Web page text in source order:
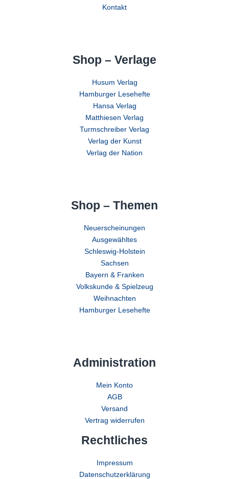
Kontakt
Shop – Verlage
Husum Verlag
Hamburger Lesehefte
Hansa Verlag
Matthiesen Verlag
Turmschreiber Verlag
Verlag der Kunst
Verlag der Nation
Shop – Themen
Neuerscheinungen
Ausgewähltes
Schleswig-Holstein
Sachsen
Bayern & Franken
Volkskunde & Spielzeug
Weihnachten
Hamburger Lesehefte
Administration
Mein Konto
AGB
Versand
Vertrag widerrufen
Rechtliches
Impressum
Datenschutzerklärung